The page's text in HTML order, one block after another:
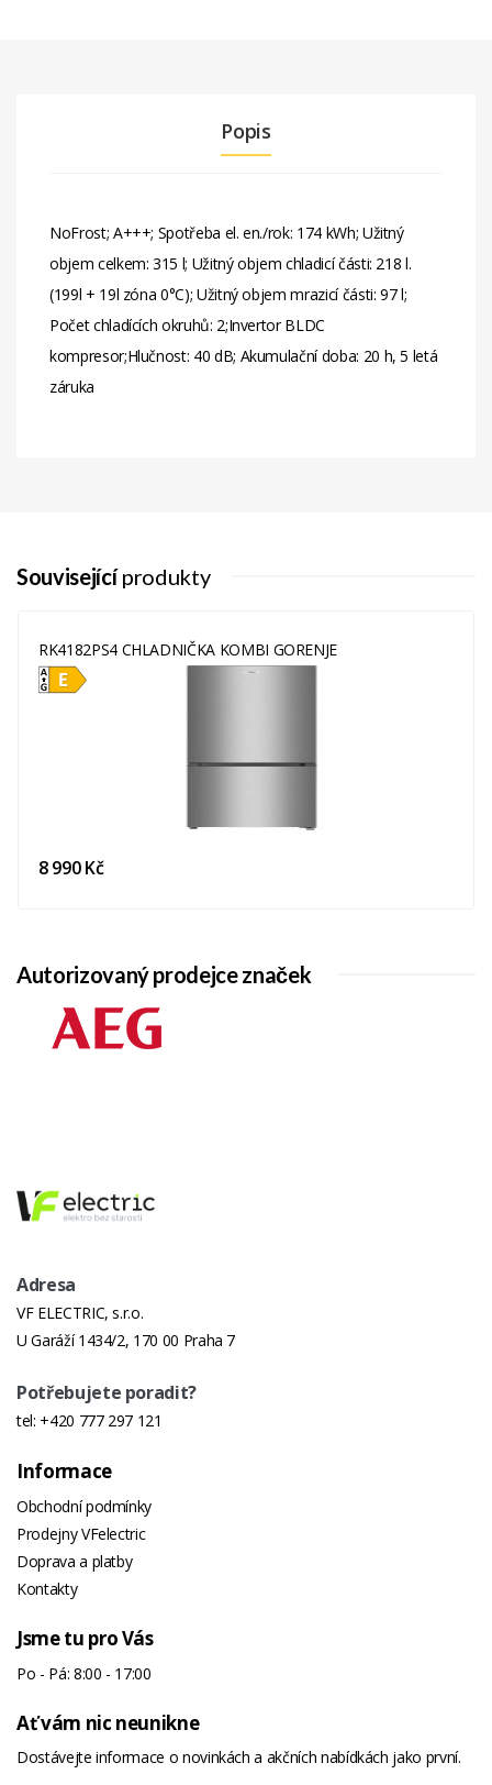
Popis
NoFrost; A+++; Spotřeba el. en./rok: 174 kWh; Užitný
objem celkem: 315 l; Užitný objem chladicí části: 218 l.
(199l + 19l zóna 0°C); Užitný objem mrazicí části: 97 l;
Počet chladících okruhů: 2;Invertor BLDC
kompresor;Hlučnost: 40 dB; Akumulační doba: 20 h, 5 letá
záruka
Související produkty
RK4182PS4 CHLADNIČKA KOMBI GORENJE
8 990 Kč
Autorizovaný prodejce značek
Adresa
VF ELECTRIC, s.r.o.
U Garáží 1434/2, 170 00 Praha 7
Potřebujete poradit?
tel: +420 777 297 121
Informace
Obchodní podmínky
Prodejny VFelectric
Doprava a platby
Kontakty
Jsme tu pro Vás
Po - Pá: 8:00 - 17:00
Ať vám nic neunikne
Dostávejte informace o novinkách a akčních nabídkách jako první.